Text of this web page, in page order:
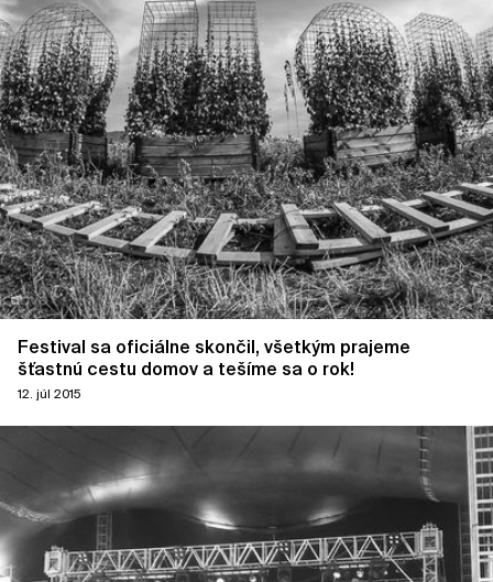
Festival sa oficiálne skončil, všetkým prajeme
šťastnú cestu domov a tešíme sa o rok!
12. júl 2015